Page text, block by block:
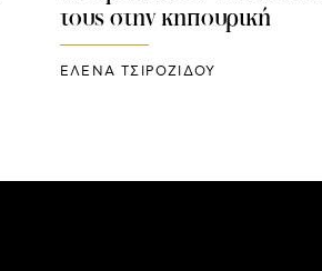
τους στην κηπουρική
ΈΛΕΝΑ ΤΣΙΡΟΖΊΔΟΥ